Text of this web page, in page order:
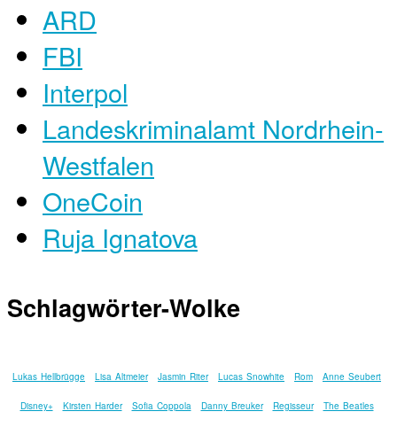
ARD
FBI
Interpol
Landeskriminalamt Nordrhein-
Westfalen
OneCoin
Ruja Ignatova
Schlagwörter-Wolke
Lukas Hellbrügge Lisa Altmeier Jasmin Riter Lucas Snowhite Rom Anne Seubert
Disney+ Kirsten Harder Sofia Coppola Danny Breuker Regisseur The Beatles